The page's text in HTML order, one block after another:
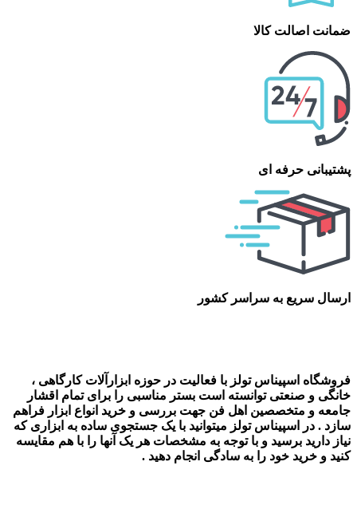
ضمانت اصالت کالا
پشتیبانی حرفه ای
ارسال سریع به سراسر کشور
فروشگاه اسپیناس تولز با فعالیت در حوزه ابزارآلات کارگاهی ،
خانگی و صنعتی توانسته است بستر مناسبی را برای تمام اقشار
جامعه و متخصصین اهل فن جهت بررسی و خرید انواع ابزار فراهم
سازد . در اسپیناس تولز میتوانید با یک جستجوی ساده به ابزاری که
نیاز دارید برسید و با توجه به مشخصات هر یک آنها را با هم مقایسه
کنید و خرید خود را به سادگی انجام دهید .